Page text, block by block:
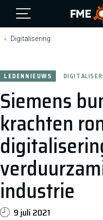
FME
Digitalisering
Siemens
krachten
industrie
LEDENNIEUWS
9 juli 2021